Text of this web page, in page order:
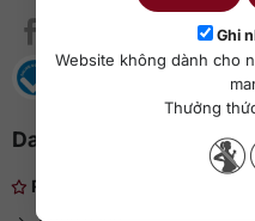
Ghi
Website không dành cho
Thưởng
Danh mục rượu ngoại
Rượu nhẹ